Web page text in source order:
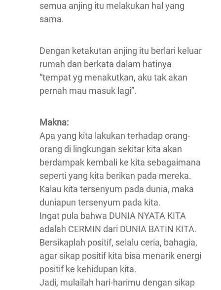
semua anjing itu melakukan hal yang
sama.
Dengan ketakutan anjing itu berlari keluar
rumah dan berkata dalam hatinya
“tempat yg menakutkan, aku tak akan
pernah mau masuk lagi”.
Makna:
Apa yang kita lakukan terhadap orang-
orang di lingkungan sekitar kita akan
berdampak kembali ke kita sebagaimana
seperti yang kita berikan pada mereka.
Kalau kita tersenyum pada dunia, maka
duniapun tersenyum pada kita.
Ingat pula bahwa DUNIA NYATA KITA
adalah CERMIN dari DUNIA BATIN KITA.
Bersikaplah positif, selalu ceria, bahagia,
agar sikap positif kita bisa menarik energi
positif ke kehidupan kita.
Jadi, mulailah hari-harimu dengan sikap